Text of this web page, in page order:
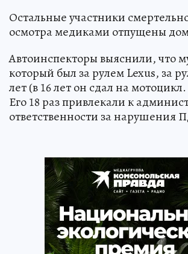
Остальные участники
осмотра медиками отпущены
Автоинспекторы выяснили, что
который был за рулем Lexus, за
лет (в 16 лет он сдал на
Его 18 раз привлекали к
ответственности за нарушения